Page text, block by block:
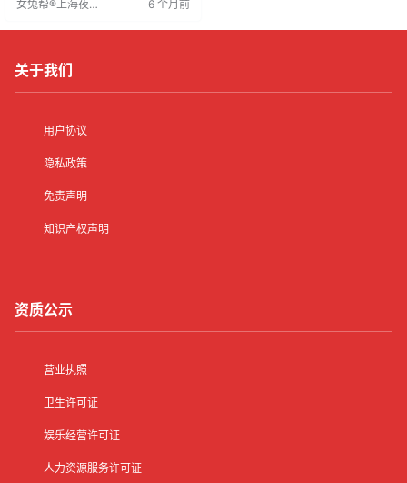
形象佳，沟通能力强，有经验者优
发展势头强劲，管理规范场所有助
升竞争力，实现职业发展。
女兔帮®上海夜场
6 个月前
关于我们
用户协议
隐私政策
免责声明
知识产权声明
资质公示
营业执照
卫生许可证
娱乐经营许可证
人力资源服务许可证